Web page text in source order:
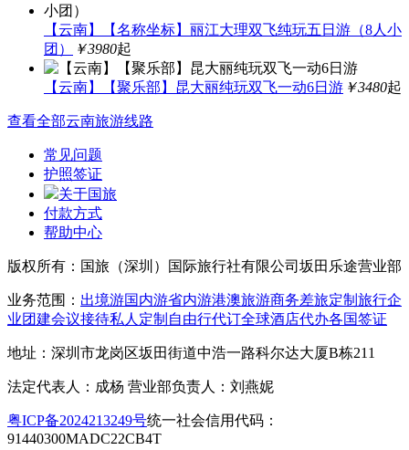
【云南】【名称坐标】丽江大理双飞纯玩五日游（8人小
团）
￥3980起
【云南】【聚乐部】昆大丽纯玩双飞一动6日游 ￥3480起
查看全部云南旅游线路
常见问题
护照签证
关于国旅
付款方式
帮助中心
版权所有：国旅（深圳）国际旅行社有限公司坂田乐途营业部
业务范围： 出境游国内游省内游港澳旅游商务差旅定制旅行企
业团建会议接待私人定制 自由行代订全球酒店代办各国签证
地址：深圳市龙岗区坂田街道中浩一路科尔达大厦B栋211
法定代表人：成杨 营业部负责人：刘燕妮
粤ICP备2024213249号统一社会信用代码：
91440300MADC22CB4T